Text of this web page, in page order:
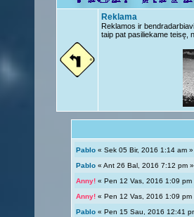
Reklama
Reklamos ir
taip pat pasiliekame teisę,
Pablo « Sek 05 Bir, 2016 1:14 am
Pablo « Ant 26 Bal, 2016 7:12 pm
Anny! « Pen 12 Vas, 2016 1:09
Anny! « Pen 12 Vas, 2016 1:09
Pablo « Pen 15 Sau, 2016 12:41